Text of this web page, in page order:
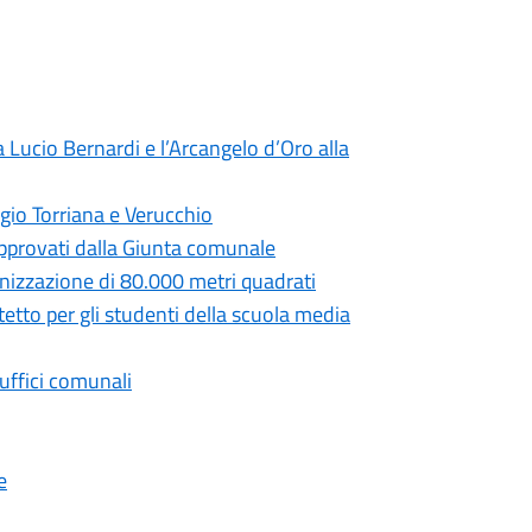
Bernardi e l’Arcangelo d’Oro alla
Torriana e Verucchio
dalla Giunta comunale
di 80.000 metri quadrati
per gli studenti della scuola media
comunali